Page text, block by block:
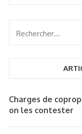
Rechercher :
Charges de
on les contester